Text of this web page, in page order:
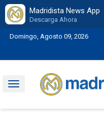
Madridista News App
Descarga Ahora
Domingo, Agosto 09, 2026
Toggle